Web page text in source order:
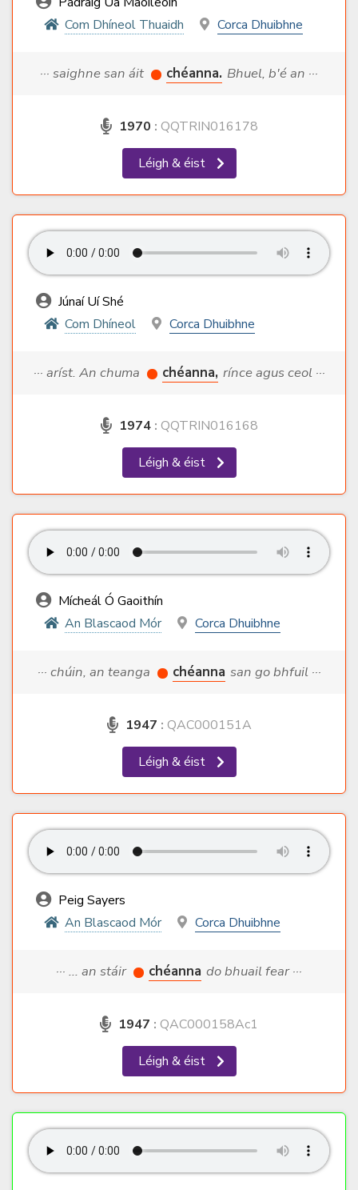
Com Dhíneol Thuaidh
Corca Dhuibhne
··· saighne san áit chéanna. Bhuel, b'é an ···
1970 : QQTRIN016178
Léigh & éist
Júnaí Uí Shé
Com Dhíneol
Corca Dhuibhne
··· aríst. An chuma chéanna, rínce agus ceol ···
1974 : QQTRIN016168
Léigh & éist
Mícheál Ó Gaoithín
An Blascaod Mór
Corca Dhuibhne
··· chúin, an teanga chéanna san go bhfuil ···
1947 : QAC000151A
Léigh & éist
Peig Sayers
An Blascaod Mór
Corca Dhuibhne
··· ... an stáir chéanna do bhuail fear ···
1947 : QAC000158Ac1
Léigh & éist